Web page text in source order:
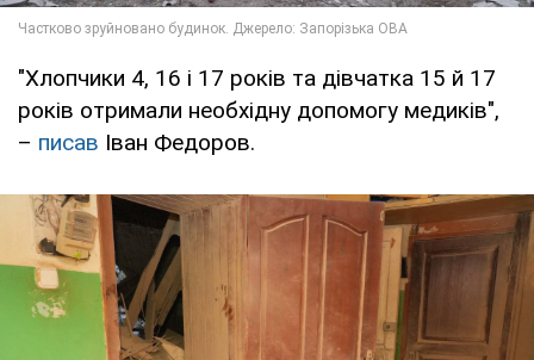
"Хлопчики 4, 16 і 17 років та дівчатка 15 й 17
років отримали необхідну допомогу медиків",
– писав Іван Федоров.